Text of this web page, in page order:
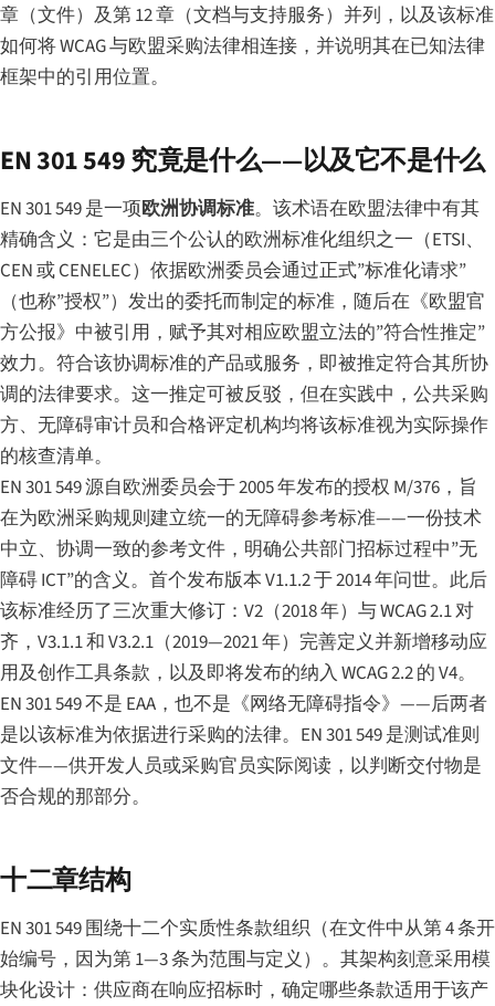
章（文件）及第 12 章（文档与支持服务）并列，以及该标准
如何将 WCAG 与欧盟采购法律相连接，并说明其在已知法律
框架中的引用位置。
EN 301 549 究竟是什么——以及它不是什么
EN 301 549 是一项欧洲协调标准。该术语在欧盟法律中有其
精确含义：它是由三个公认的欧洲标准化组织之一（ETSI、
CEN 或 CENELEC）依据欧洲委员会通过正式”标准化请求”
（也称”授权”）发出的委托而制定的标准，随后在《欧盟官
方公报》中被引用，赋予其对相应欧盟立法的”符合性推定”
效力。符合该协调标准的产品或服务，即被推定符合其所协
调的法律要求。这一推定可被反驳，但在实践中，公共采购
方、无障碍审计员和合格评定机构均将该标准视为实际操作
的核查清单。
EN 301 549 源自欧洲委员会于 2005 年发布的授权 M/376，旨
在为欧洲采购规则建立统一的无障碍参考标准——一份技术
中立、协调一致的参考文件，明确公共部门招标过程中”无
障碍 ICT”的含义。首个发布版本 V1.1.2 于 2014 年问世。此后
该标准经历了三次重大修订：V2（2018 年）与 WCAG 2.1 对
齐，V3.1.1 和 V3.2.1（2019—2021 年）完善定义并新增移动应
用及创作工具条款，以及即将发布的纳入 WCAG 2.2 的 V4。
EN 301 549 不是 EAA，也不是《网络无障碍指令》——后两者
是以该标准为依据进行采购的法律。EN 301 549 是测试准则
文件——供开发人员或采购官员实际阅读，以判断交付物是
否合规的那部分。
十二章结构
EN 301 549 围绕十二个实质性条款组织（在文件中从第 4 条开
始编号，因为第 1—3 条为范围与定义）。其架构刻意采用模
块化设计：供应商在响应招标时，确定哪些条款适用于该产